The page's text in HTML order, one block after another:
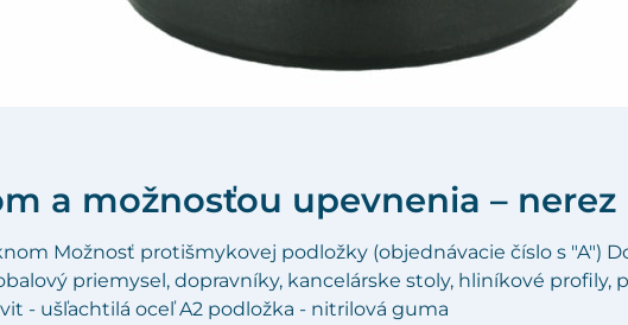
a možnosťou upevnenia – nerez
Možnosť protišmykovej podložky (objednávacie číslo s "A")
priemysel, dopravníky, kancelárske stoly, hliníkové profily,
- ušľachtilá oceľ A2 podložka - nitrilová guma